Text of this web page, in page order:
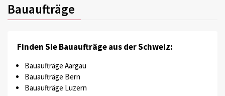
Bauaufträge
Finden Sie Bauaufträge aus der Schweiz:
Bauaufträge Aargau
Bauaufträge Bern
Bauaufträge Luzern